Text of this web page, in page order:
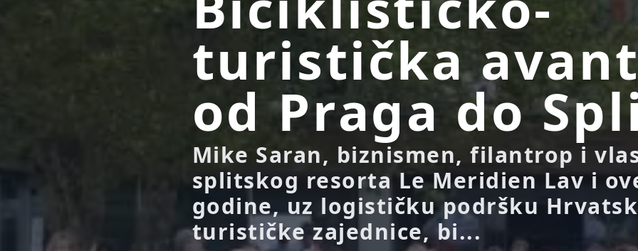
turistička
od Praga do
Mike Saran, biznismen, filantrop i
splitskog resorta Le Meridien Lav i
godine, uz logističku podršku
turističke zajednice, bi...